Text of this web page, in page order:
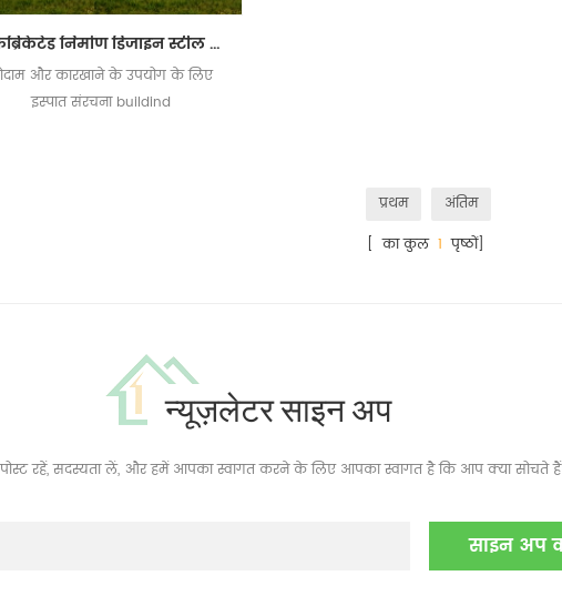
प्रीफैब्रिकेटेड निर्माण डिजाइन स्टील संरचना गोदाम
और कारखाने के उपयोग के लिए
इस्पात संरचना buildind
प्रथम
अंतिम
[ का कुल1 पृष्ठों]
न्यूज़लेटर साइन अप
रहें, सदस्यता लें, और हमें आपका स्वागत करने के लिए आपका स्वागत है कि आप क्या सोचते हैं